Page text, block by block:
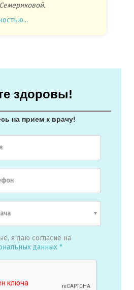
здоровы!
на прием к врачу!
я даю согласие на
данных *